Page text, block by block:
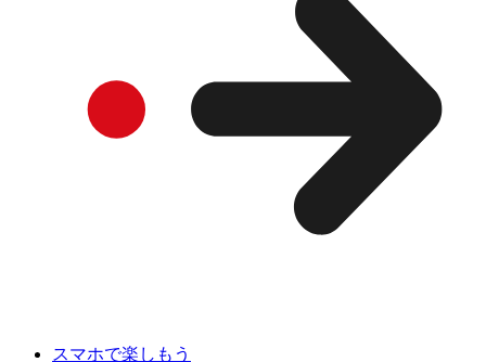
スマホで楽しもう